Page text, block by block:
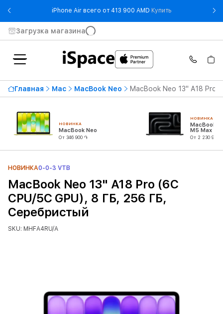
iPhone Air всего от 413 900 AMD Купить- iPhone Air
Загрузка магазина
Главная Mac MacBook Neo MacBook Neo 13" A18 Pro
НОВИНКА
MacBook Neo
От 346 900 ֏
НОВИНКА
MacBook
M5 Max
CPU/32C
От 2 230 900
НОВИНКА0-0-3 VTB
MacBook Neo 13" A18 Pro (6C
CPU/5C GPU), 8 ГБ, 256 ГБ,
Серебристый
SKU: MHFA4RU/A